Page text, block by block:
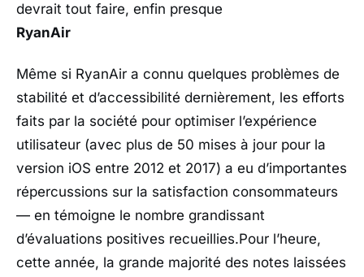
devrait tout faire, enfin presque
RyanAir
Même si RyanAir a connu quelques problèmes de
stabilité et d’accessibilité dernièrement, les efforts
faits par la société pour optimiser l’expérience
utilisateur (avec plus de 50 mises à jour pour la
version iOS entre 2012 et 2017) a eu d’importantes
répercussions sur la satisfaction consommateurs
— en témoigne le nombre grandissant
d’évaluations positives recueillies.Pour l’heure,
cette année, la grande majorité des notes laissées